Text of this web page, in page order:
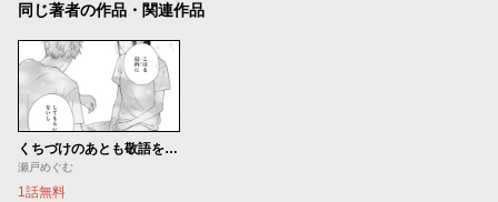
同じ著者の作品・関連作品
くちづけのあとも敬語を続ければ
瀬戸めぐむ
1話無料